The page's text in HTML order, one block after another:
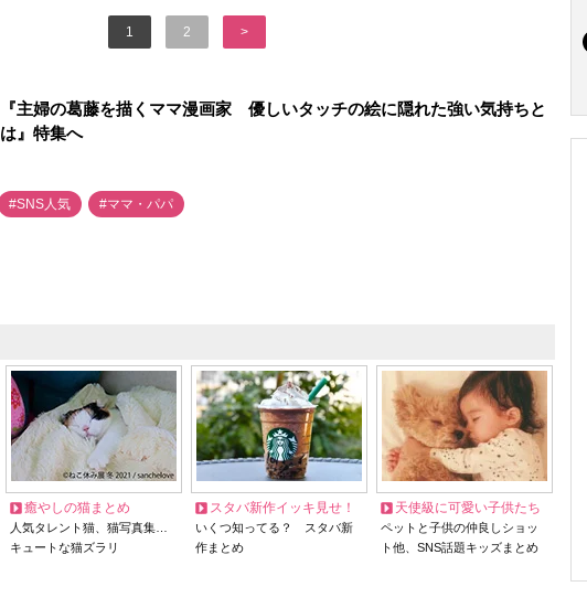
1 2 >
『主婦の葛藤を描くママ漫画家 優しいタッチの絵に隠れた強い気持ちと
は』特集へ
#SNS人気 #ママ・パパ
癒やしの猫まとめ
人気タレント猫、猫写真集…
キュートな猫ズラリ
スタバ新作イッキ見せ！
いくつ知ってる？ スタバ新
作まとめ
天使級に可愛い子供たち
ペットと子供の仲良しショッ
ト他、SNS話題キッズまとめ